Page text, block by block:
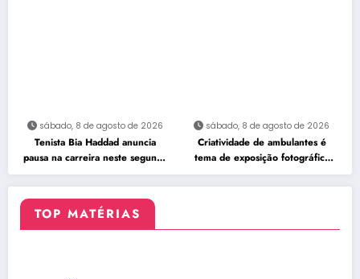
sábado, 8 de agosto de 2026
Tenista Bia Haddad anuncia
pausa na carreira neste segundo
semestre
sábado, 8 de agosto de 2026
Criatividade de ambulantes é
tema de exposição fotográfica
no Rio
TOP MATÉRIAS